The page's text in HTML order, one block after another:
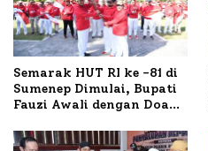
Semarak HUT RI ke -81 di
Sumenep Dimulai, Bupati
Fauzi Awali dengan Doa
Terbakar